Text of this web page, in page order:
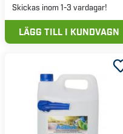
Skickas inom 1-3 vardagar!
LÄGG TILL I KUNDVAGN